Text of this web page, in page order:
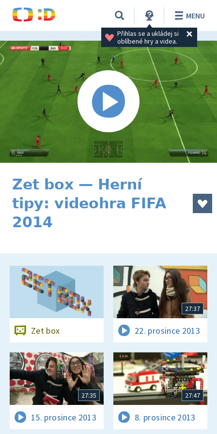
Přihlas se a ukládej si
oblíbené hry a videa.
MENU
Zet box — Herní
tipy: videohra FIFA
2014
Zet box
27:37
22. prosince 2013
27:35
15. prosince 2013
27:47
8. prosince 2013